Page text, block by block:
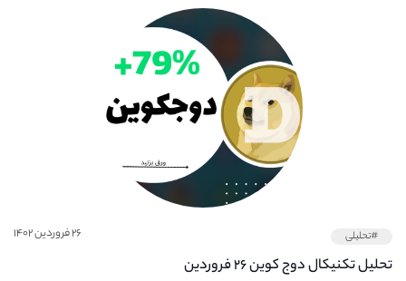
#تحلیلی ۲۶ فروردین ۱۴۰۲
تحلیل تکنیکال دوج کوین ۲۶ فروردین